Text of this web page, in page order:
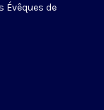
Évêques de